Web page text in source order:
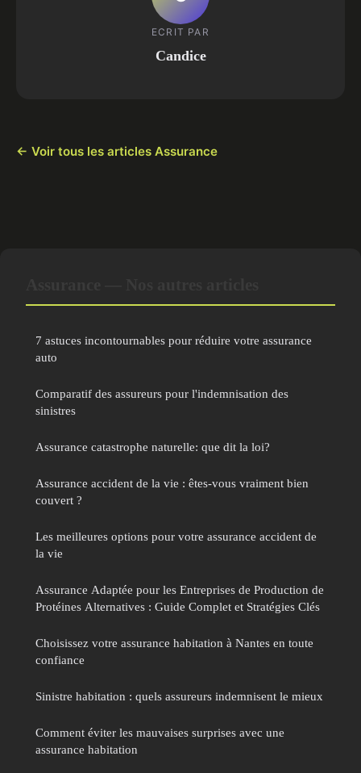
ECRIT PAR
Candice
← Voir tous les articles Assurance
7 astuces incontournables pour réduire votre assurance
auto
Comparatif des assureurs pour l'indemnisation des
sinistres
Assurance catastrophe naturelle: que dit la loi?
Assurance accident de la vie : êtes-vous vraiment bien
couvert ?
Les meilleures options pour votre assurance accident de
la vie
Assurance Adaptée pour les Entreprises de Production de
Protéines Alternatives : Guide Complet et Stratégies Clés
Choisissez votre assurance habitation à Nantes en toute
confiance
Sinistre habitation : quels assureurs indemnisent le mieux
Comment éviter les mauvaises surprises avec une
assurance habitation